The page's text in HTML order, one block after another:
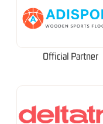
Official Partner